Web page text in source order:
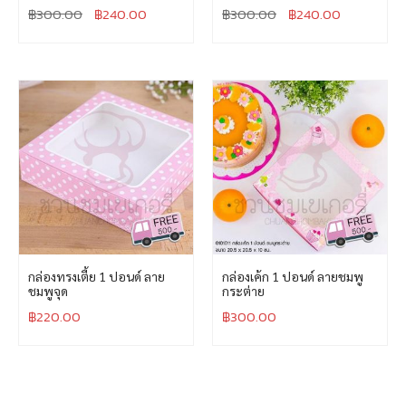
฿300.00 ฿240.00 ฿300.00 ฿240.00
กล่องทรงเตี้ย 1 ปอนด์ ลาย
ชมพูจุด
฿220.00
กล่องเค้ก 1 ปอนด์ ลายชมพู
กระต่าย
฿300.00